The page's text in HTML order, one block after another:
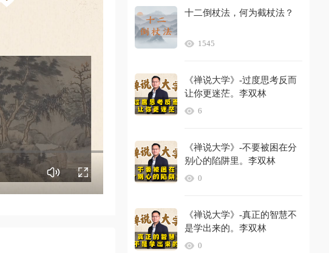
十二倒杖法，何为截杖法？
1545
《禅说大学》-过度思考反而
让你更迷茫。李双林
6
《禅说大学》-不要被困在分
别心的陷阱里。李双林
0
《禅说大学》-真正的智慧不
是学出来的。李双林
0